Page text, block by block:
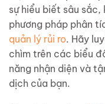
sự hiểu biết sâu
phương pháp phân
quản lý rủi ro. Hãy
chìm trên các biểu
năng nhận diện và
dịch của bạn.